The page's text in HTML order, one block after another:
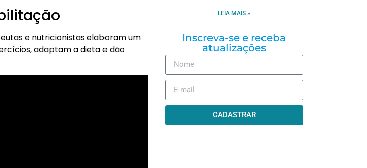
e nutricionistas elaboram um
adaptam a dieta e dão
LEIA MAIS »
Inscreva-se e receba
atualizações
CADASTRAR